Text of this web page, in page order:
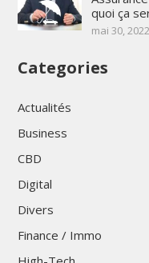
quoi ça
mai 30, 2022
Categories
Actualités
Business
CBD
Digital
Divers
Finance / Immo